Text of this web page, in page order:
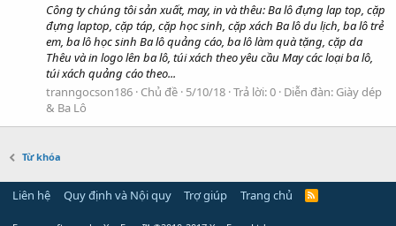
Công ty chúng tôi sản xuất, may, in và thêu: Ba lô đựng lap top, cặp
đựng laptop, cặp táp, cặp học sinh, cặp xách Ba lô du lịch, ba lô trẻ
em, ba lô học sinh Ba lô quảng cáo, ba lô làm quà tặng, cặp da
Thêu và in logo lên ba lô, túi xách theo yêu cầu May các loại ba lô,
túi xách quảng cáo theo...
tranngocson186 Chủ đề 5/10/18 Trả lời: 0 Diễn đàn: Giày dép
& Ba Lô
Từ khóa
Liên hệ Quy định và Nội quy Trợ giúp Trang chủ